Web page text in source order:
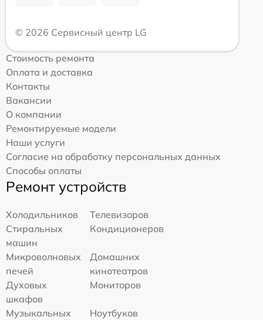
© 2026 Сервисный центр LG
Стоимость ремонта
Оплата и доставка
Контакты
Вакансии
О компании
Ремонтируемые модели
Наши услуги
Согласие на обработку персональных данных
Способы оплаты
Ремонт устройств
Холодильников
Телевизоров
Стиральных
машин
Кондиционеров
Микроволновых
печей
Домашних
кинотеатров
Духовых
шкафов
Мониторов
Музыкальных
Ноутбуков